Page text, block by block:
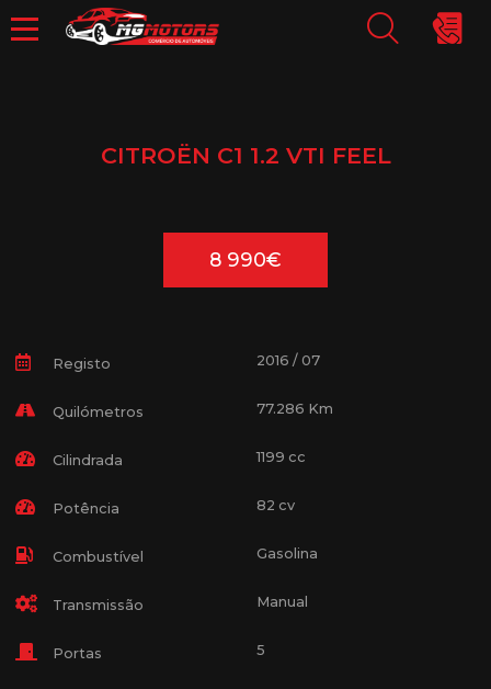
CITROËN C1 1.2 VTI FEEL
8 990€
Registo 2016 / 07
Quilómetros 77.286 Km
Cilindrada 1199 cc
Potência 82 cv
Combustível Gasolina
Transmissão Manual
Portas 5